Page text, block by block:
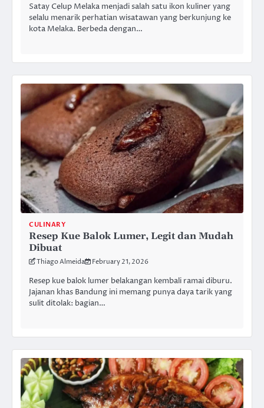
Satay Celup Melaka menjadi salah satu ikon kuliner yang
selalu menarik perhatian wisatawan yang berkunjung ke
kota Melaka. Berbeda dengan…
CULINARY
Resep Kue Balok Lumer, Legit dan Mudah
Dibuat
Thiago Almeida February 21, 2026
Resep kue balok lumer belakangan kembali ramai diburu.
Jajanan khas Bandung ini memang punya daya tarik yang
sulit ditolak: bagian…